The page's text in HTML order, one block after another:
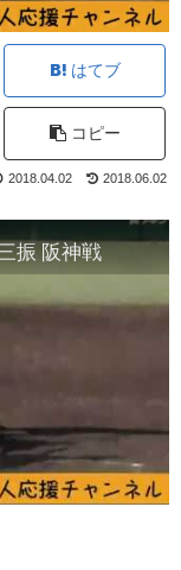
はてブ
コピー
2018.04.02 2018.06.02
振 阪神戦